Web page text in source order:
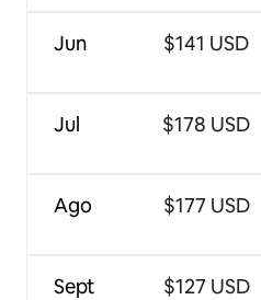
Jun
Jul
Ago
Sept
$141 USD
$178 USD
$177 USD
$127 USD